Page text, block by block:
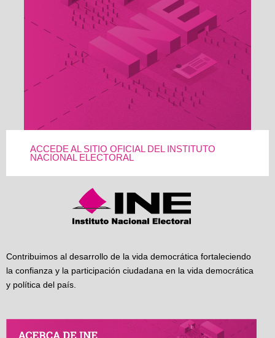
ACCEDE AL SITIO OFICIAL DEL INSTITUTO
NACIONAL ELECTORAL
Contribuimos al desarrollo de la vida democrática fortaleciendo
la confianza y la participación ciudadana en la vida democrática
y política del país.